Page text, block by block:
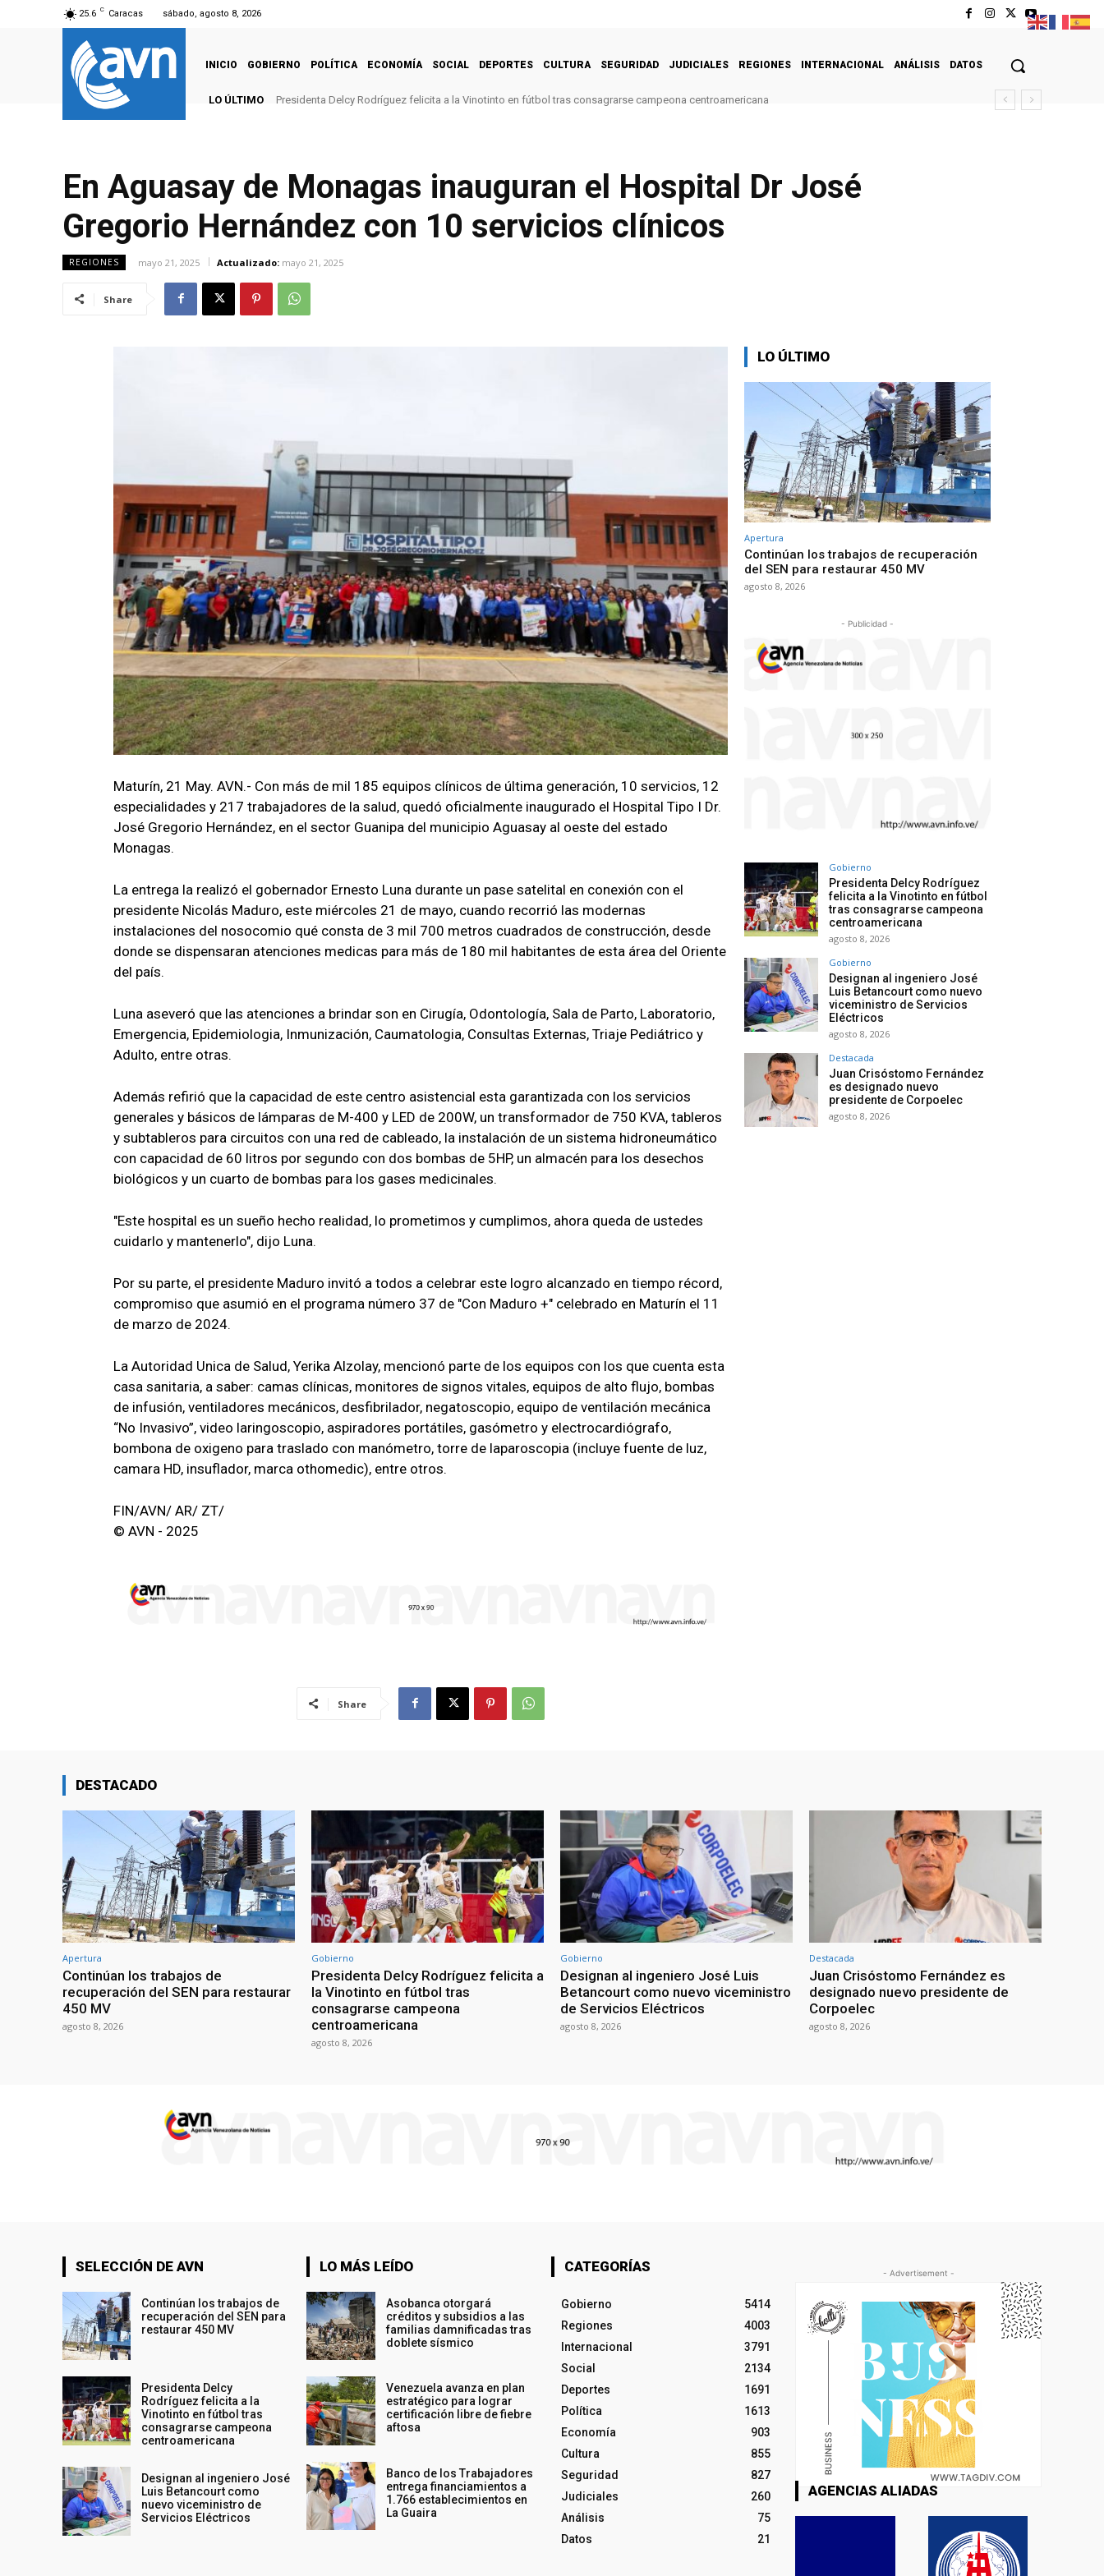
25.6 C Caracas sábado, agosto 8, 2026
INICIO GOBIERNO POLÍTICA ECONOMÍA SOCIAL DEPORTES CULTURA SEGURIDAD JUDICIALES REGIONES INTERNACIONAL ANÁLISIS DATOS
LO ÚLTIMO Presidenta Delcy Rodríguez felicita a la Vinotinto en fútbol tras consagrarse campeona centroamericana
En Aguasay de Monagas inauguran el Hospital Dr José
Gregorio Hernández con 10 servicios clínicos
REGIONES mayo 21, 2025 Actualizado: mayo 21, 2025
Share
Maturín, 21 May. AVN.- Con más de mil 185 equipos clínicos de última generación, 10 servicios, 12
especialidades y 217 trabajadores de la salud, quedó oficialmente inaugurado el Hospital Tipo I Dr.
José Gregorio Hernández, en el sector Guanipa del municipio Aguasay al oeste del estado
Monagas.
La entrega la realizó el gobernador Ernesto Luna durante un pase satelital en conexión con el
presidente Nicolás Maduro, este miércoles 21 de mayo, cuando recorrió las modernas
instalaciones del nosocomio qué consta de 3 mil 700 metros cuadrados de construcción, desde
donde se dispensaran atenciones medicas para más de 180 mil habitantes de esta área del Oriente
del país.
Luna aseveró que las atenciones a brindar son en Cirugía, Odontología, Sala de Parto, Laboratorio,
Emergencia, Epidemiologia, Inmunización, Caumatologia, Consultas Externas, Triaje Pediátrico y
Adulto, entre otras.
Además refirió que la capacidad de este centro asistencial esta garantizada con los servicios
generales y básicos de lámparas de M-400 y LED de 200W, un transformador de 750 KVA, tableros
y subtableros para circuitos con una red de cableado, la instalación de un sistema hidroneumático
con capacidad de 60 litros por segundo con dos bombas de 5HP, un almacén para los desechos
biológicos y un cuarto de bombas para los gases medicinales.
"Este hospital es un sueño hecho realidad, lo prometimos y cumplimos, ahora queda de ustedes
cuidarlo y mantenerlo", dijo Luna.
Por su parte, el presidente Maduro invitó a todos a celebrar este logro alcanzado en tiempo récord,
compromiso que asumió en el programa número 37 de "Con Maduro +" celebrado en Maturín el 11
de marzo de 2024.
La Autoridad Unica de Salud, Yerika Alzolay, mencionó parte de los equipos con los que cuenta esta
casa sanitaria, a saber: camas clínicas, monitores de signos vitales, equipos de alto flujo, bombas
de infusión, ventiladores mecánicos, desfibrilador, negatoscopio, equipo de ventilación mecánica
“No Invasivo”, video laringoscopio, aspiradores portátiles, gasómetro y electrocardiógrafo,
bombona de oxigeno para traslado con manómetro, torre de laparoscopia (incluye fuente de luz,
camara HD, insuflador, marca othomedic), entre otros.
FIN/AVN/ AR/ ZT/
© AVN - 2025
Share
LO ÚLTIMO
Apertura
Continúan los trabajos de recuperación
del SEN para restaurar 450 MV
agosto 8, 2026
- Publicidad -
Gobierno
Presidenta Delcy Rodríguez
felicita a la Vinotinto en fútbol
tras consagrarse campeona
centroamericana
agosto 8, 2026
Gobierno
Designan al ingeniero José
Luis Betancourt como nuevo
viceministro de Servicios
Eléctricos
agosto 8, 2026
Destacada
Juan Crisóstomo Fernández
es designado nuevo
presidente de Corpoelec
agosto 8, 2026
DESTACADO
Apertura
Continúan los trabajos de
recuperación del SEN para restaurar
450 MV
agosto 8, 2026
Gobierno
Presidenta Delcy Rodríguez felicita a
la Vinotinto en fútbol tras
consagrarse campeona
centroamericana
agosto 8, 2026
Gobierno
Designan al ingeniero José Luis
Betancourt como nuevo viceministro
de Servicios Eléctricos
agosto 8, 2026
Destacada
Juan Crisóstomo Fernández es
designado nuevo presidente de
Corpoelec
agosto 8, 2026
SELECCIÓN DE AVN
Continúan los trabajos de
recuperación del SEN para
restaurar 450 MV
Presidenta Delcy
Rodríguez felicita a la
Vinotinto en fútbol tras
consagrarse campeona
centroamericana
Designan al ingeniero José
Luis Betancourt como
nuevo viceministro de
Servicios Eléctricos
LO MÁS LEÍDO
Asobanca otorgará
créditos y subsidios a las
familias damnificadas tras
doblete sísmico
Venezuela avanza en plan
estratégico para lograr
certificación libre de fiebre
aftosa
Banco de los Trabajadores
entrega financiamientos a
1.766 establecimientos en
La Guaira
CATEGORÍAS
Gobierno
5414
Regiones
4003
Internacional
3791
Social
2134
Deportes
1691
Política
1613
Economía
903
Cultura
855
Seguridad
827
Judiciales
260
Análisis
75
Datos
21
- Advertisement -
AGENCIAS ALIADAS